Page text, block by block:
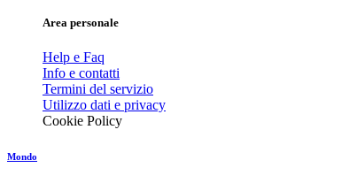
Area personale
Help e Faq
Info e contatti
Termini del servizio
Utilizzo dati e privacy
Cookie Policy
Mondo